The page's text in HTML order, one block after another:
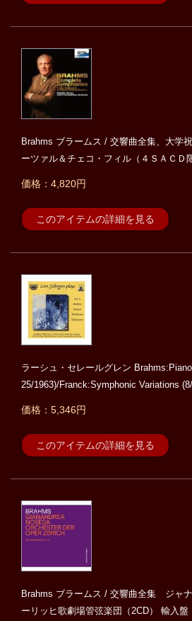
Brahms ブラームス / 交響曲全集、大学
ーツァル＆チェコ・フィル（４ＳＡＣＤ
価格：4,820円
このアイテムの詳細を見る
ラーシュ・セレールグレン
25/1963)/Franck:Symphonic Variations
価格：5,346円
このアイテムの詳細を見る
Brahms ブラームス / 交響曲全集 ジャ
ーリッヒ歌劇場管弦楽団（2CD） 輸入盤